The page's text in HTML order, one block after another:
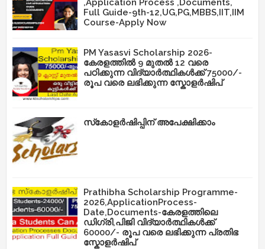
,Application Process ,Documents,
Full Guide-9th-12,UG,PG,MBBS,IIT,IIM
Course-Apply Now
PM Yasasvi Scholarship 2026-
കേരളത്തിൽ 9 മുതൽ 12 വരെ
പഠിക്കുന്ന വിദ്യാർത്ഥികൾക്ക് 75000/-
രൂപ വരെ ലഭിക്കുന്ന സ്കോളർഷിപ്
സ്‌കോളർഷിപ്പിന് അപേക്ഷിക്കാം
Prathibha Scholarship Programme-
2026,ApplicationProcess-
Date,Documents-കേരളത്തിലെ
ഡിഗ്രി,പിജി വിദ്യാർത്ഥികൾക്ക്
60000/- രൂപ വരെ ലഭിക്കുന്ന പ്രതിഭ
സ്കോളർഷിപ്